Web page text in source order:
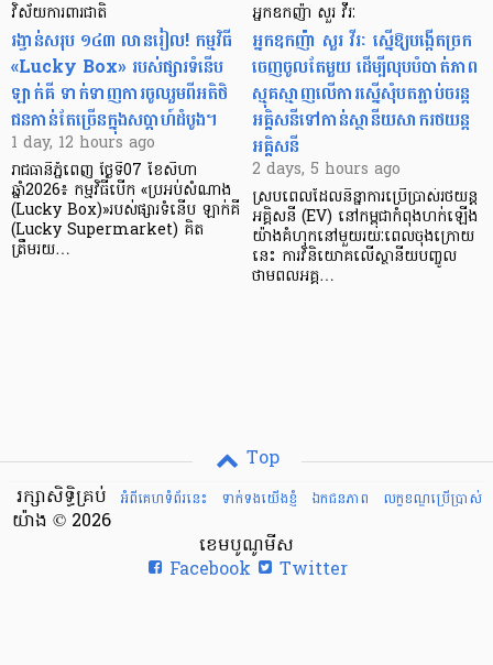
វិស័យការពារជាតិ
រង្វាន់សរុប ១៤៣ លានរៀល! កម្មវិធី
«Lucky Box» របស់ផ្សារទំនើប
ឡាក់គី ទាក់ទាញការចូលរួមពីអតិថិ
ជនកាន់តែច្រើនក្នុងសប្តាហ៍ដំបូង។
1 day, 12 hours ago
រាជធានីភ្នំពេញ ថ្ងៃទី07 ខែសីហា
ឆ្នាំ2026៖ កម្មវិធីបើក «ប្រអប់សំណាង
(Lucky Box)»របស់ផ្សារទំនើប ឡាក់គី
(Lucky Supermarket) គិត
ត្រឹមរយ…
អ្នកឧកញ៉ា សួរ វីរៈ
អ្នកឧកញ៉ា សួរ វីរៈ ស្នើឱ្យបង្កើតច្រក
ចេញចូលតែមួយ ដើម្បីលុបបំបាត់ភាព
ស្មុគស្មាញលើការស្នើសុំបតភ្ជាប់ចរន្ត
អគ្គិសនីទៅកាន់ស្ថានីយសាករថយន្ត
អគ្គិសនី
2 days, 5 hours ago
ស្របពេលដែលនិន្នាការប្រើប្រាស់រថយន្ត
អគ្គិសនី (EV) នៅកម្ពុជាកំពុងហក់ឡើង
យ៉ាងគំហុកនៅមួយរយៈពេលចុងក្រោយ
នេះ ការវិនិយោគលើស្ថានីយបញ្ចូល
ថាមពលអគ្គ…
Top
អំពីគេហទំព័រនេះ
ទាក់ទងយើងខ្ញំ ឯកជនភាព លក្ខខណ្ឌ​ប្រើ​ប្រាស់
រក្សាសិទ្ធិគ្រប់
យ៉ាង © 2026
ខេមបូណូមីស
Facebook
Twitter